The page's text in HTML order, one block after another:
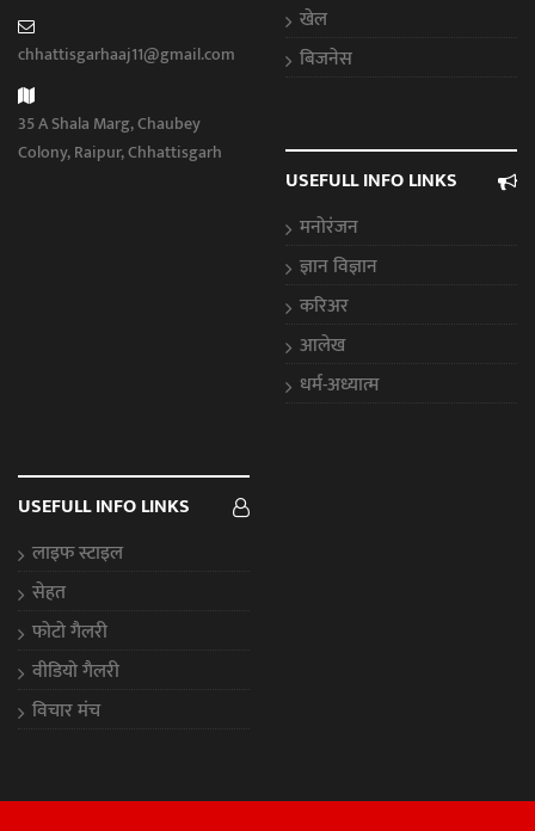
chhattisgarhaaj11@gmail.com
35 A Shala Marg, Chaubey
Colony, Raipur, Chhattisgarh
खेल
बिजनेस
USEFULL INFO LINKS
मनोरंजन
ज्ञान विज्ञान
करिअर
आलेख
धर्म-अध्यात्म
USEFULL INFO LINKS
लाइफ स्टाइल
सेहत
फोटो गैलरी
वीडियो गैलरी
विचार मंच